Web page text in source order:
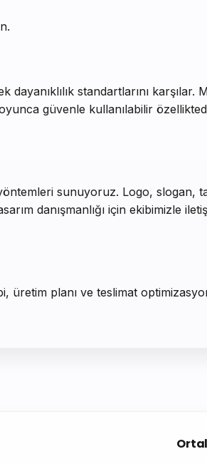
standartlarını karşılar.
güvenle kullanılabilir
sunuyoruz. Logo, slogan,
danışmanlığı için ekibimizle
üretim planı ve teslimat